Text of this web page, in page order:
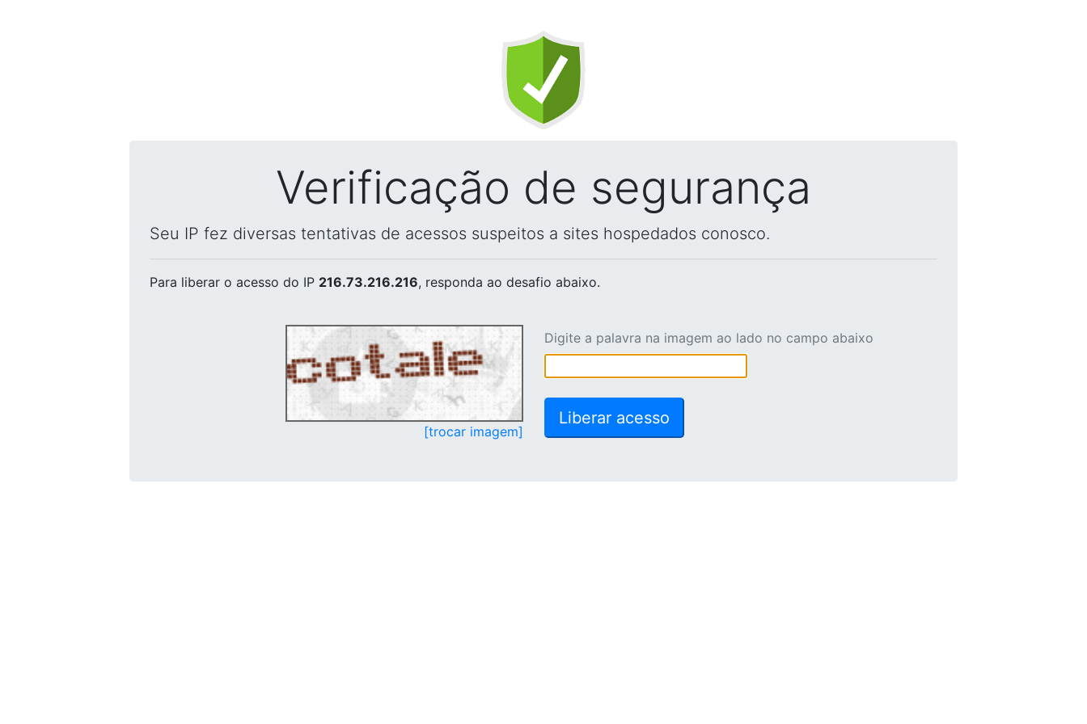
Verificação de segurança
Seu IP fez diversas tentativas de acessos suspeitos a sites hospedados conosco.
Para liberar o acesso do IP 216.73.216.216, responda ao desafio abaixo.
[trocar imagem]
Digite a palavra na imagem ao lado no campo abaixo